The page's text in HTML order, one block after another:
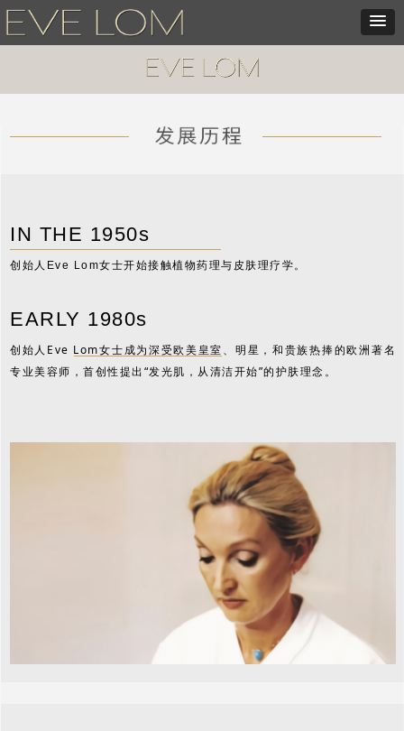
IN THE 1950s
创始人Eve Lom女士开始接触植物药理与皮肤理疗学。
EARLY 1980s
创始人Eve Lom女士成为深受欧美皇室、明星，和贵族热捧的欧洲著名
专业美容师，首创性提出“发光肌，从清洁开始”的护肤理念。